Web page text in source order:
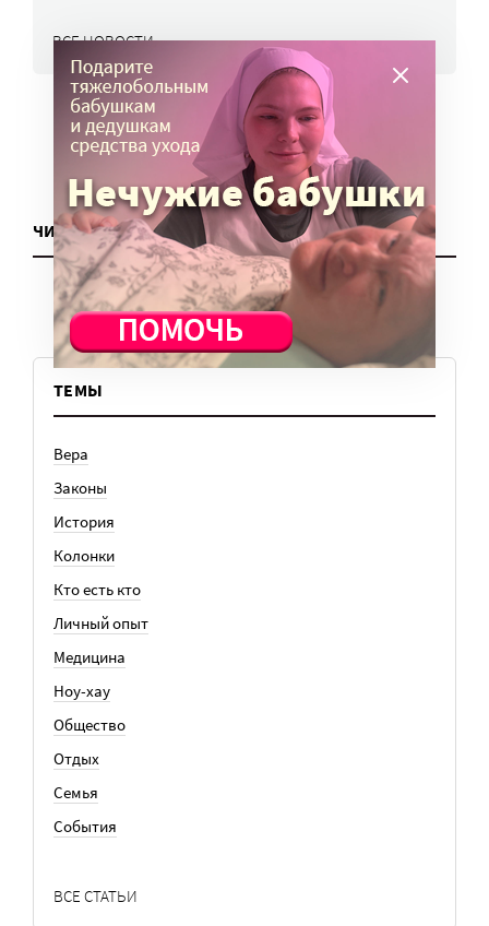
ВСЕ НОВОСТИ
ЧИТАТЬ ЕЩЕ
ТЕМЫ
Вера
Законы
История
Колонки
Кто есть кто
Личный опыт
Медицина
Ноу-хау
Общество
Отдых
Семья
События
ВСЕ СТАТЬИ